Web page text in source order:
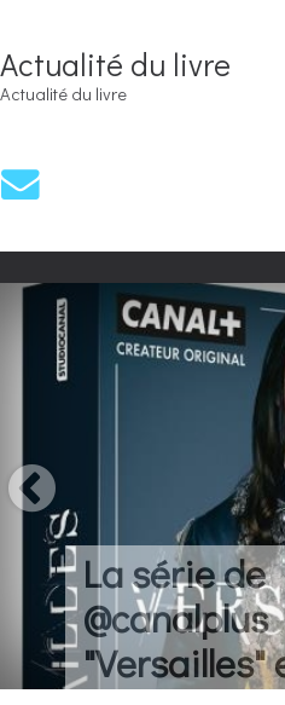
Actualité du livre
Actualité du livre
La série de
@canalplus
"Versailles"